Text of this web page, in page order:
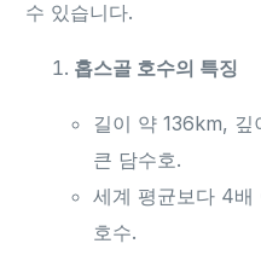
수 있습니다.
홉스골 호수의 특징
길이 약 136km,
큰 담수호.
세계 평균보다 4배
호수.